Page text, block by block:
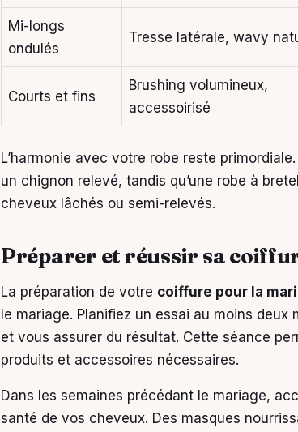
Mi-longs
ondulés
Tresse latérale, wavy
Courts et fins
Brushing volumineux,
accessoirisé
L’harmonie avec votre robe reste
un chignon relevé, tandis qu’une robe à
cheveux lâchés ou semi-relevés.
Préparer et réussir sa
La préparation de votre coiffure pour la
le mariage. Planifiez un essai au moins
et vous assurer du résultat. Cette séance
produits et accessoires nécessaires.
Dans les semaines précédant le mariage,
santé de vos cheveux. Des masques